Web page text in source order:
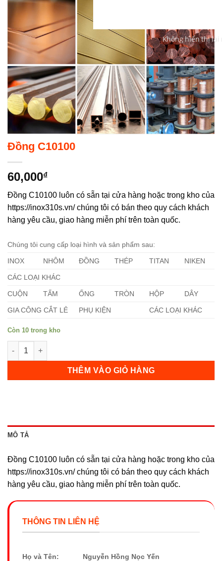
Đồng C10100
60,000₫
Đồng C10100 luôn có sẵn tại cửa hàng hoặc trong kho của
https://inox310s.vn/ chúng tôi có bán theo quy cách khách
hàng yêu cầu, giao hàng miễn phí trên toàn quốc.
Chúng tôi cung cấp loại hình và sản phẩm sau:
INOX NHÔM ĐỒNG THÉP TITAN NIKEN
CÁC LOẠI KHÁC
CUỘN TẤM ỐNG TRÒN HỘP DÂY
GIA CÔNG CẮT LẺ PHỤ KIỆN CÁC LOẠI KHÁC
Còn 10 trong kho
Đồng C10100 số lượng
THÊM VÀO GIỎ HÀNG
MÔ TẢ
Đồng C10100 luôn có sẵn tại cửa hàng hoặc trong kho của
https://inox310s.vn/ chúng tôi có bán theo quy cách khách
hàng yêu cầu, giao hàng miễn phí trên toàn quốc.
THÔNG TIN LIÊN HỆ
Họ và Tên: Nguyễn Hồng Nọc Yến